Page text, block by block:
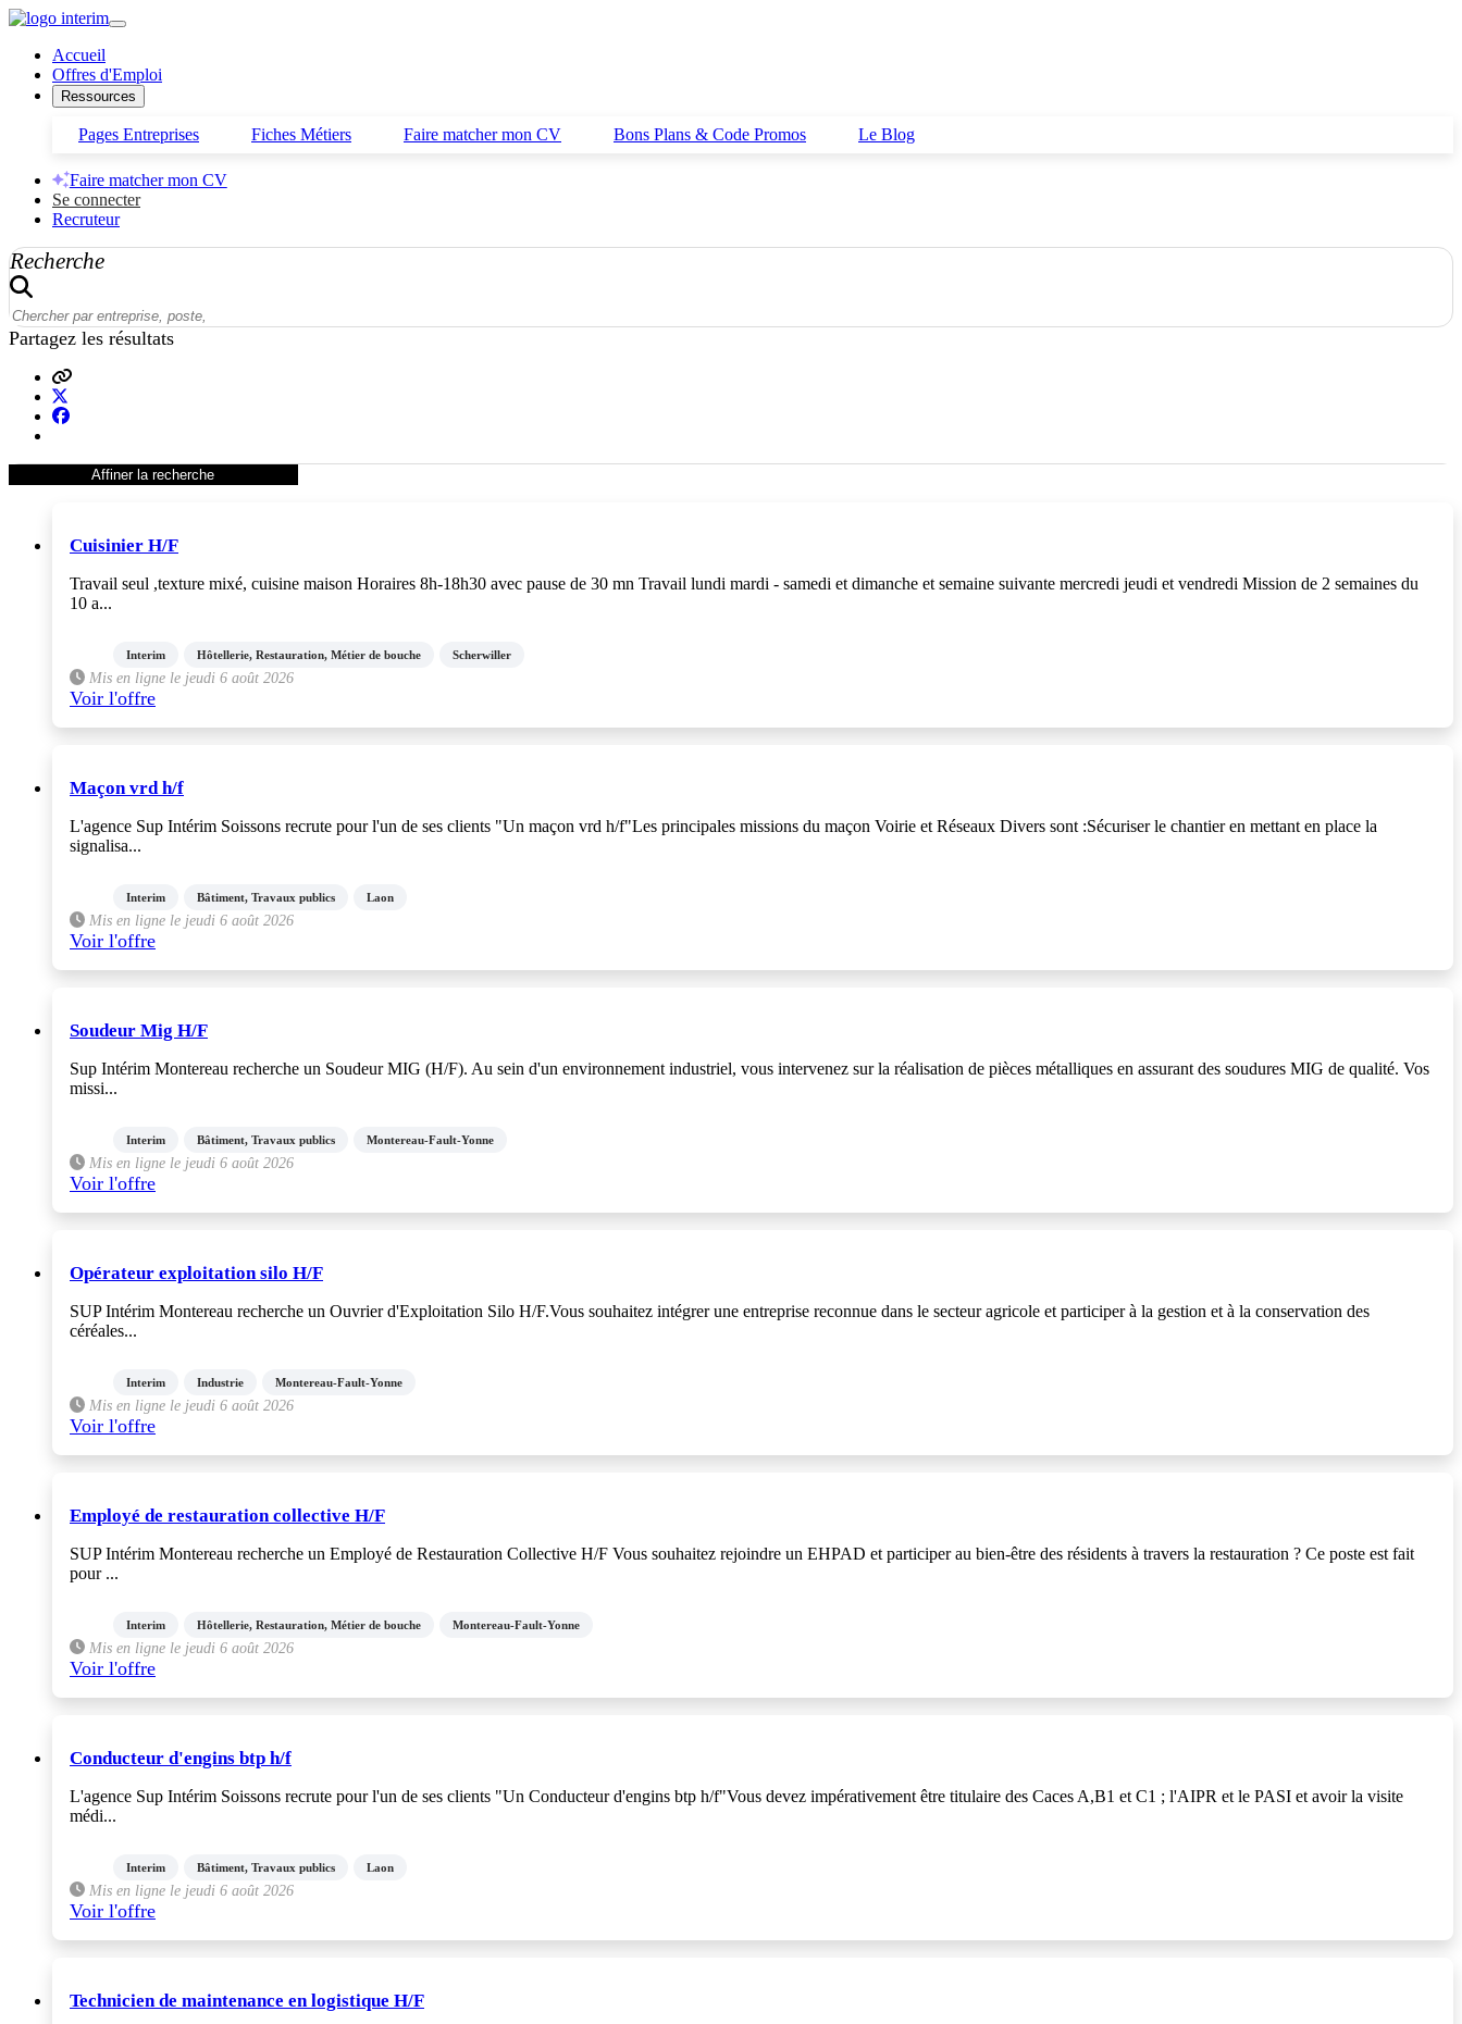
Accueil
Offres d'Emploi
Ressources
Pages Entreprises Fiches Métiers Faire matcher mon CV Bons Plans & Code Promos Le Blog
Faire matcher mon CV
Se connecter
Recruteur
Recherche
Partagez les résultats
Choisir une ville
CDI
CDD
Interim
Stage
Contractuel
Franchise
Freelance
Formation
Affiner la recherche
Cuisinier H/F
Travail seul ,texture mixé, cuisine maison Horaires 8h-18h30 avec pause de 30 mn Travail lundi mardi - samedi et dimanche et semaine suivante mercredi jeudi et vendredi Mission de 2 semaines du
10 a...
Interim Hôtellerie, Restauration, Métier de bouche Scherwiller
Mis en ligne le jeudi 6 août 2026
Voir l'offre
Maçon vrd h/f
L'agence Sup Intérim Soissons recrute pour l'un de ses clients "Un maçon vrd h/f"Les principales missions du maçon Voirie et Réseaux Divers sont :Sécuriser le chantier en mettant en place la
signalisa...
Interim Bâtiment, Travaux publics Laon
Mis en ligne le jeudi 6 août 2026
Voir l'offre
Soudeur Mig H/F
Sup Intérim Montereau recherche un Soudeur MIG (H/F). Au sein d'un environnement industriel, vous intervenez sur la réalisation de pièces métalliques en assurant des soudures MIG de qualité. Vos
missi...
Interim Bâtiment, Travaux publics Montereau-Fault-Yonne
Mis en ligne le jeudi 6 août 2026
Voir l'offre
Opérateur exploitation silo H/F
SUP Intérim Montereau recherche un Ouvrier d'Exploitation Silo H/F.Vous souhaitez intégrer une entreprise reconnue dans le secteur agricole et participer à la gestion et à la conservation des
céréales...
Interim Industrie Montereau-Fault-Yonne
Mis en ligne le jeudi 6 août 2026
Voir l'offre
Employé de restauration collective H/F
SUP Intérim Montereau recherche un Employé de Restauration Collective H/F Vous souhaitez rejoindre un EHPAD et participer au bien-être des résidents à travers la restauration ? Ce poste est fait
pour ...
Interim Hôtellerie, Restauration, Métier de bouche Montereau-Fault-Yonne
Mis en ligne le jeudi 6 août 2026
Voir l'offre
Conducteur d'engins btp h/f
L'agence Sup Intérim Soissons recrute pour l'un de ses clients "Un Conducteur d'engins btp h/f"Vous devez impérativement être titulaire des Caces A,B1 et C1 ; l'AIPR et le PASI et avoir la visite
médi...
Interim Bâtiment, Travaux publics Laon
Mis en ligne le jeudi 6 août 2026
Voir l'offre
Technicien de maintenance en logistique H/F